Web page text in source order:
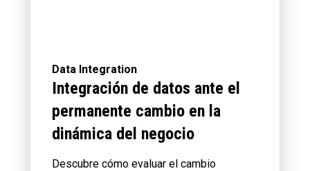
Data Integration
Integración de datos ante el
permanente cambio en la
dinámica del negocio
Descubre cómo evaluar el cambio